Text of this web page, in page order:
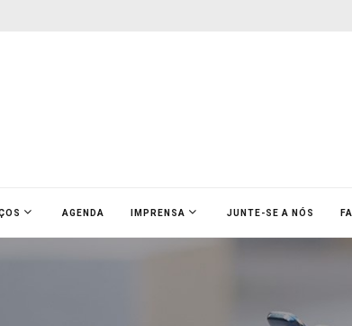
AGENDA IMPRENSA JUNTE-SE A NÓS